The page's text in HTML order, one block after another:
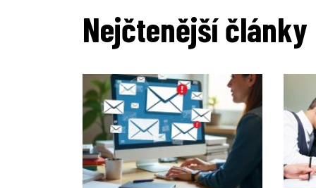
Nejčtenější články